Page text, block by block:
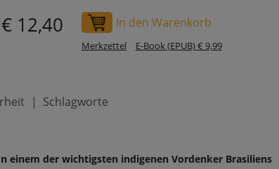
€ 12,40 In den Warenkorb
Merkzettel E-Book (EPUB) € 9,99
Schlagworte
einem der wichtigsten indigenen Vordenker Brasiliens